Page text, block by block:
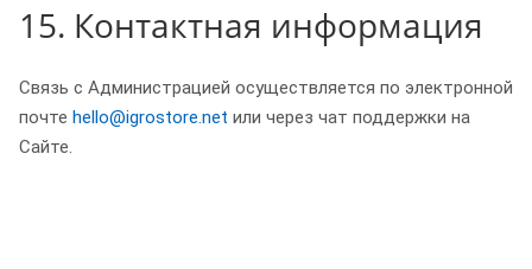
15. Контактная информация
Связь с Администрацией осуществляется по электронной
почте hello@igrostore.net или через чат поддержки на
Сайте.